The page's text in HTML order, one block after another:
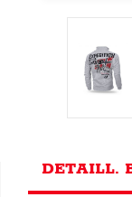
DETAILL.